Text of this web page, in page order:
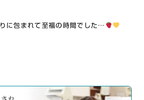
に包まれて至福の時間でした…